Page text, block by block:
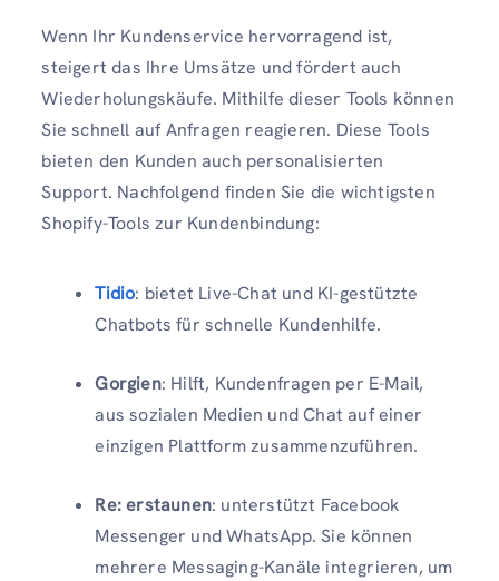
Wenn Ihr Kundenservice hervorragend ist,
steigert das Ihre Umsätze und fördert auch
Wiederholungskäufe. Mithilfe dieser Tools können
Sie schnell auf Anfragen reagieren. Diese Tools
bieten den Kunden auch personalisierten
Support. Nachfolgend finden Sie die wichtigsten
Shopify-Tools zur Kundenbindung:
Tidio: bietet Live-Chat und KI-gestützte
Chatbots für schnelle Kundenhilfe.
Gorgien: Hilft, Kundenfragen per E-Mail,
aus sozialen Medien und Chat auf einer
einzigen Plattform zusammenzuführen.
Re: erstaunen: unterstützt Facebook
Messenger und WhatsApp. Sie können
mehrere Messaging-Kanäle integrieren, um